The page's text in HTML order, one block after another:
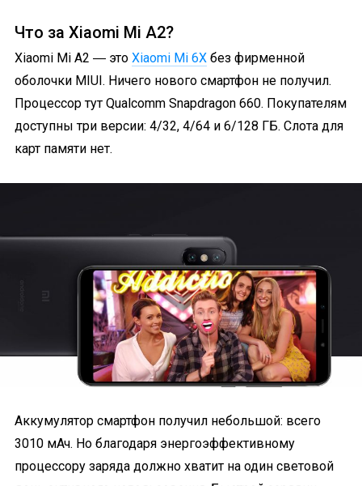
Что за Xiaomi Mi A2?
Xiaomi Mi A2 ― это Xiaomi Mi 6X без фирменной
оболочки MIUI. Ничего нового смартфон не получил.
Процессор тут Qualcomm Snapdragon 660. Покупателям
доступны три версии: 4/32, 4/64 и 6/128 ГБ. Слота для
карт памяти нет.
Аккумулятор смартфон получил небольшой: всего
3010 мАч. Но благодаря энергоэффективному
процессору заряда должно хватит на один световой